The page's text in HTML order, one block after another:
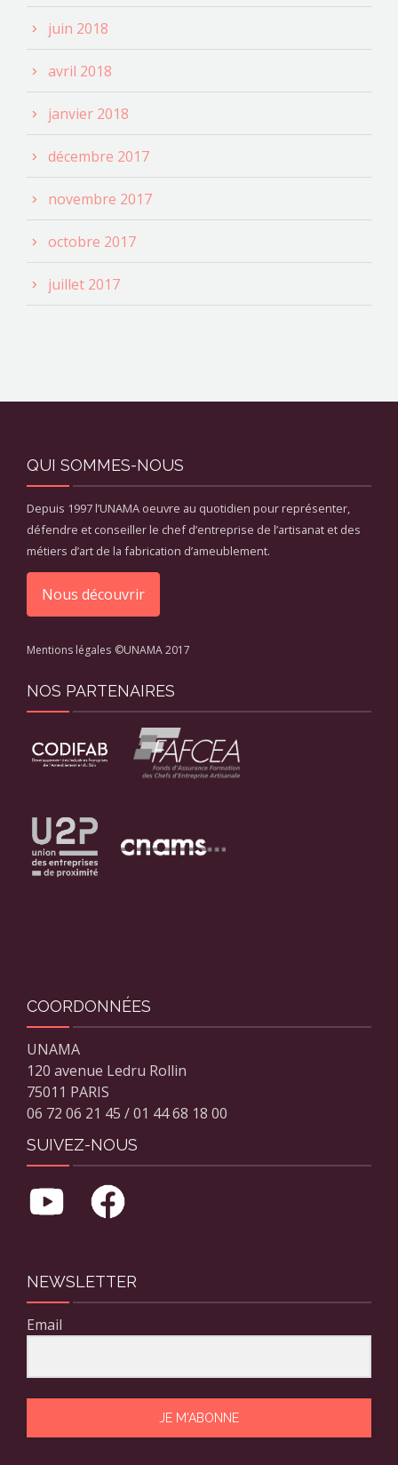
juin 2018
avril 2018
janvier 2018
décembre 2017
novembre 2017
octobre 2017
juillet 2017
QUI SOMMES-NOUS
Depuis 1997 l’UNAMA oeuvre au quotidien pour représenter,
défendre et conseiller le chef d’entreprise de l’artisanat et des
métiers d’art de la fabrication d’ameublement.
Nous découvrir
Mentions légales ©UNAMA 2017
NOS PARTENAIRES
COORDONNÉES
UNAMA
120 avenue Ledru Rollin
75011 PARIS
06 72 06 21 45 / 01 44 68 18 00
SUIVEZ-NOUS
NEWSLETTER
Email
JE M'ABONNE